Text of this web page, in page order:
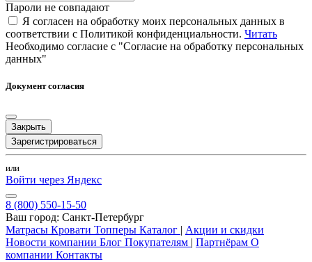
Пароли не совпадают
Я согласен на обработку моих персональных данных в
соответствии с Политикой конфиденциальности. Читать
Необходимо согласие с "Согласие на обработку персональных
данных"
Документ согласия
Закрыть
Зарегистрироваться
или
Войти через Яндекс
8 (800) 550-15-50
Ваш город: Санкт-Петербург
Матрасы Кровати Топперы Каталог | Акции и скидки
Новости компании Блог Покупателям | Партнёрам О
компании Контакты